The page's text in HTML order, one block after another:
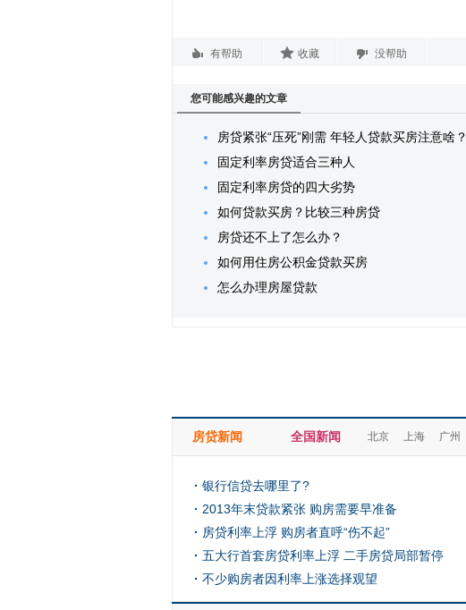
有帮助 收藏 没帮助
您可能感兴趣的文章
房贷紧张“压死”刚需 年轻人贷款买房注意啥？
固定利率房贷适合三种人
固定利率房贷的四大劣势
如何贷款买房？比较三种房贷
房贷还不上了怎么办？
如何用住房公积金贷款买房
怎么办理房屋贷款
房贷新闻 全国新闻 北京 上海 广州
银行信贷去哪里了?
2013年末贷款紧张 购房需要早准备
房贷利率上浮 购房者直呼“伤不起”
五大行首套房贷利率上浮 二手房贷局部暂停
不少购房者因利率上涨选择观望